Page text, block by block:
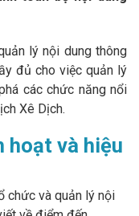
lý nội dung thông
đủ cho việc quản lý
các chức năng nổi
Xê Dịch.
hoạt và hiệu
chức và quản lý nội